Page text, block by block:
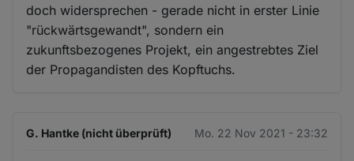
doch widersprechen - gerade nicht in erster Linie
"rückwärtsgewandt", sondern ein
zukunftsbezogenes Projekt, ein angestrebtes Ziel
der Propagandisten des Kopftuchs.
G. Hantke (nicht überprüft) Mo. 22 Nov 2021 - 23:32